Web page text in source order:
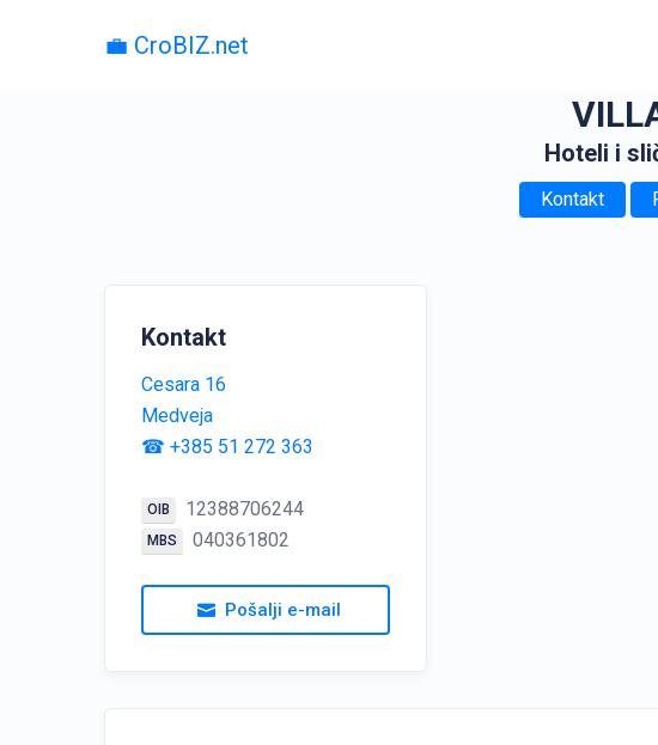
💼 CroBIZ.net
Hoteli i
Kontakt
Kontakt
Cesara 16
Medveja
☎ +385 51 272 363
OIB 12388706244
MBS 040361802
Pošalji e-mail